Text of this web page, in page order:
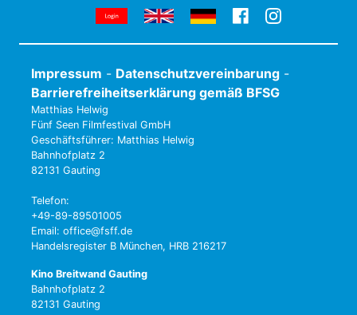
Impressum - Datenschutzvereinbarung -
Barrierefreiheitserklärung gemäß BFSG
Matthias Helwig
Fünf Seen Filmfestival GmbH
Geschäftsführer: Matthias Helwig
Bahnhofplatz 2
82131 Gauting
Telefon:
+49-89-89501005
Email: office@fsff.de
Handelsregister B München, HRB 216217
Kino Breitwand Gauting
Bahnhofplatz 2
82131 Gauting